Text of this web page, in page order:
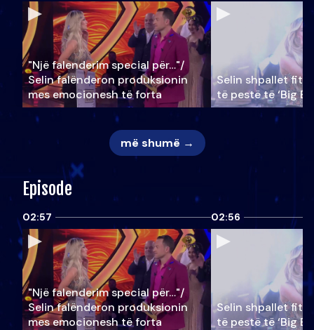
"Një falenderim special për…"/
Selin falënderon produksionin
mes emocionesh të forta
Selin shpallet
të pestë të ‘Big
më shumë →
Episode
02:57
"Një falenderim special për…"/
Selin falënderon produksionin
mes emocionesh të forta
02:56
Selin shpallet
të pestë të ‘Big